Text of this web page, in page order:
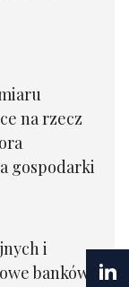
na rzecz
gospodarki
i
banków